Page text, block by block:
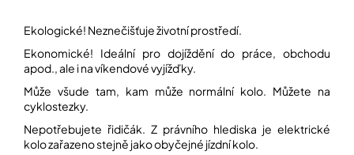
ZÁBAVA,
KTERÁ
POSÍLÍ
PAMĚŤ
KONCENTRACI
BAZAR
Ekologické! Neznečišťuje životní prostředí.
Ekonomické! Ideální pro dojíždění do práce, obchodu
apod., ale i na víkendové vyjížďky.
Může všude tam, kam může normální kolo. Můžete na
cyklostezky.
Nepotřebujete řidičák. Z právního hlediska je elektrické
kolo zařazeno stejně jako obyčejné jízdní kolo.
D
o
p
o
u